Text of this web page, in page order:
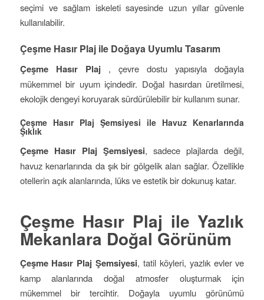
seçimi ve sağlam iskeleti sayesinde uzun yıllar güvenle
kullanılabilir.
Çeşme Hasır Plaj ile Doğaya Uyumlu Tasarım
Çeşme Hasır Plaj , çevre dostu yapısıyla doğayla
mükemmel bir uyum içindedir. Doğal hasırdan üretilmesi,
ekolojik dengeyi koruyarak sürdürülebilir bir kullanım sunar.
Çeşme Hasır Plaj Şemsiyesi ile Havuz Kenarlarında
Şıklık
Çeşme Hasır Plaj Şemsiyesi, sadece plajlarda değil,
havuz kenarlarında da şık bir gölgelik alan sağlar. Özellikle
otellerin açık alanlarında, lüks ve estetik bir dokunuş katar.
Çeşme Hasır Plaj ile Yazlık
Mekanlara Doğal Görünüm
Çeşme Hasır Plaj Şemsiyesi, tatil köyleri, yazlık evler ve
kamp alanlarında doğal atmosfer oluşturmak için
mükemmel bir tercihtir. Doğayla uyumlu görünümü